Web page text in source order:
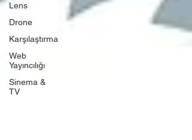
Lens
Drone
Karşılaştırma
Web
Yayıncılığı
Sinema &
TV